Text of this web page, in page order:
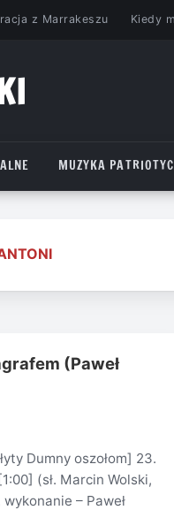
z Marrakeszu Kiedy
MUZYKA
(Paweł
Dumny oszołom] 23.
(sł. Marcin Wolski,
– Paweł